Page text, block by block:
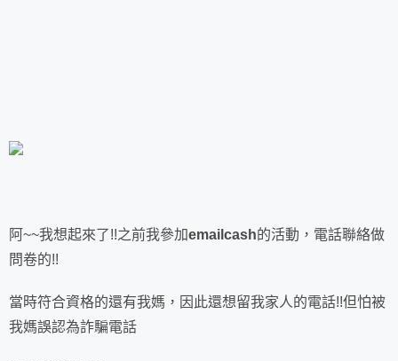
阿~~我想起來了!!之前我參加emailcash的活動，電話聯絡做
問卷的!!
當時符合資格的還有我媽，因此還想留我家人的電話!!但怕被
我媽誤認為詐騙電話